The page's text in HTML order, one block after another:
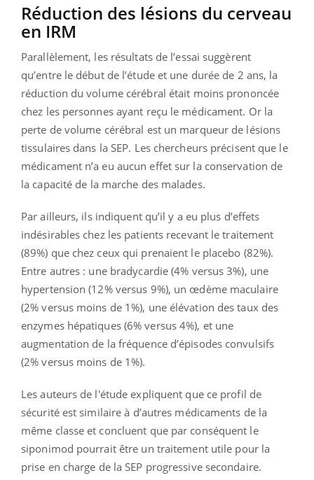
Réduction des lésions du cerveau
en IRM
Parallèlement, les résultats de l’essai suggèrent
qu’entre le début de l’étude et une durée de 2 ans, la
réduction du volume cérébral était moins prononcée
chez les personnes ayant reçu le médicament. Or la
perte de volume cérébral est un marqueur de lésions
tissulaires dans la SEP. Les chercheurs précisent que le
médicament n’a eu aucun effet sur la conservation de
la capacité de la marche des malades.
Par ailleurs, ils indiquent qu’il y a eu plus d’effets
indésirables chez les patients recevant le traitement
(89%) que chez ceux qui prenaient le placebo (82%).
Entre autres : une bradycardie (4% versus 3%), une
hypertension (12% versus 9%), un œdème maculaire
(2% versus moins de 1%), une élévation des taux des
enzymes hépatiques (6% versus 4%), et une
augmentation de la fréquence d’épisodes convulsifs
(2% versus moins de 1%).
Les auteurs de l'étude expliquent que ce profil de
sécurité est similaire à d’autres médicaments de la
même classe et concluent que par conséquent le
siponimod pourrait être un traitement utile pour la
prise en charge de la SEP progressive secondaire.